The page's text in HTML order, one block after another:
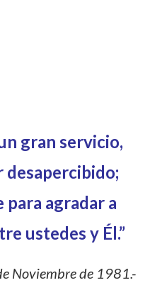
gran servicio,
desapercibido;
para agradar a
ustedes y Él.”
Noviembre de 1981.-